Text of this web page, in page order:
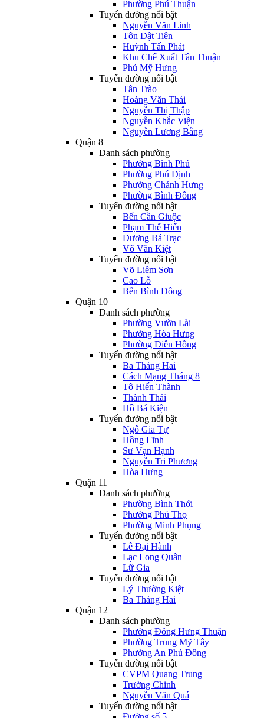
Phường Phú Thuận
Tuyến đường nổi bật
Nguyễn Văn Linh
Tôn Dật Tiên
Huỳnh Tấn Phát
Khu Chế Xuất Tân Thuận
Phú Mỹ Hưng
Tuyến đường nổi bật
Tân Trào
Hoàng Văn Thái
Nguyễn Thị Thập
Nguyễn Khắc Viện
Nguyễn Lương Bằng
Quận 8
Danh sách phường
Phường Bình Phú
Phường Phú Định
Phường Chánh Hưng
Phường Bình Đông
Tuyến đường nổi bật
Bến Cần Giuộc
Phạm Thế Hiển
Dương Bá Trạc
Võ Văn Kiệt
Tuyến đường nổi bật
Võ Liêm Sơn
Cao Lỗ
Bến Bình Đông
Quận 10
Danh sách phường
Phường Vườn Lài
Phường Hòa Hưng
Phường Diên Hồng
Tuyến đường nổi bật
Ba Tháng Hai
Cách Mạng Tháng 8
Tô Hiến Thành
Thành Thái
Hồ Bá Kiện
Tuyến đường nổi bật
Ngô Gia Tự
Hồng Lĩnh
Sư Vạn Hạnh
Nguyễn Tri Phương
Hòa Hưng
Quận 11
Danh sách phường
Phường Bình Thới
Phường Phú Thọ
Phường Minh Phụng
Tuyến đường nổi bật
Lê Đại Hành
Lạc Long Quân
Lữ Gia
Tuyến đường nổi bật
Lý Thường Kiệt
Ba Tháng Hai
Quận 12
Danh sách phường
Phường Đông Hưng Thuận
Phường Trung Mỹ Tây
Phường An Phú Đông
Tuyến đường nổi bật
CVPM Quang Trung
Trường Chinh
Nguyễn Văn Quá
Tuyến đường nổi bật